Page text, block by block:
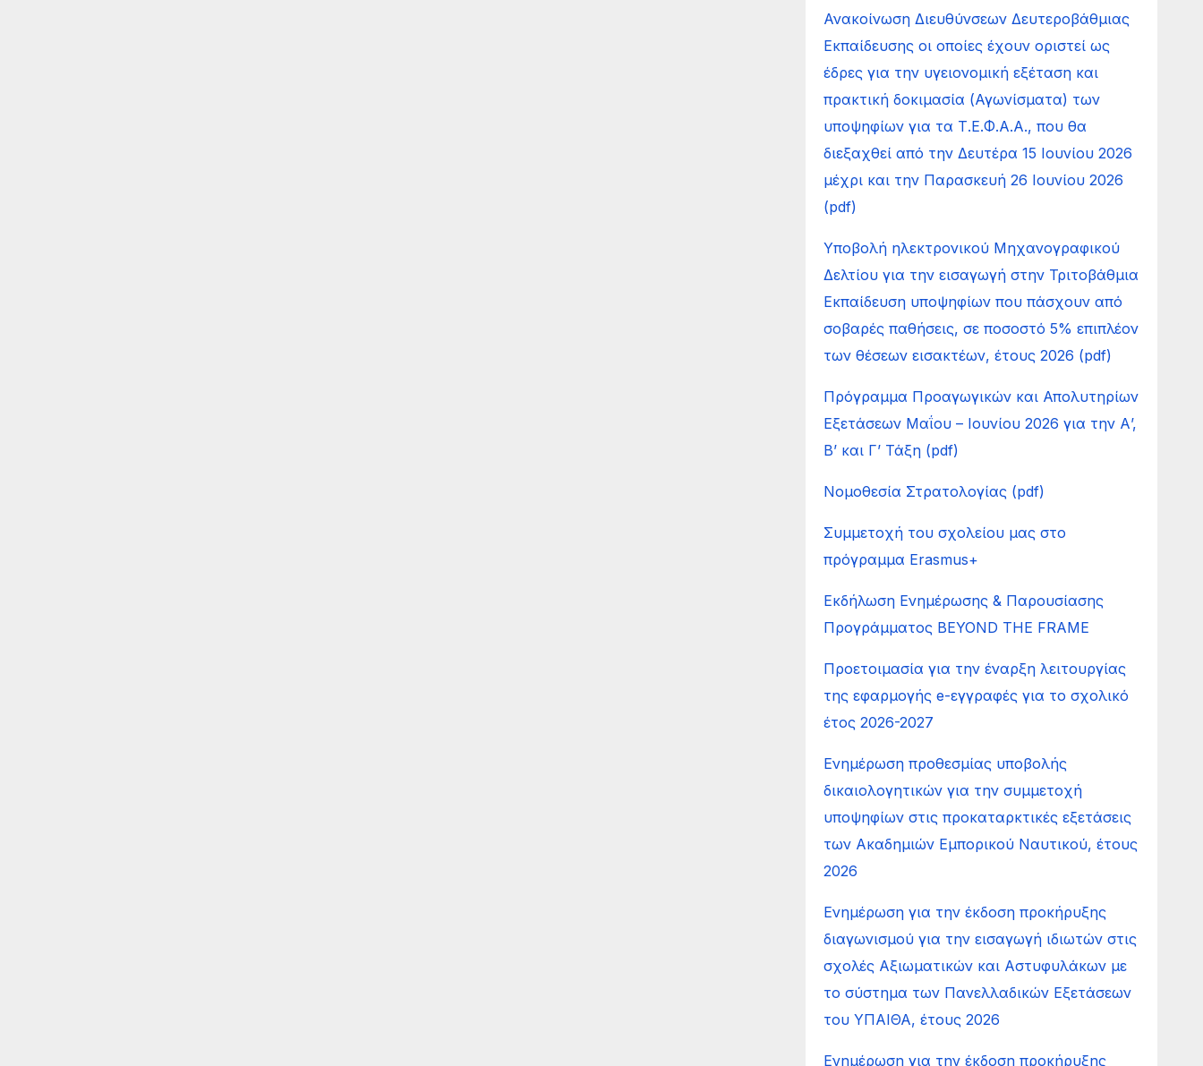
Ανακοίνωση Διευθύνσεων Δευτεροβάθμιας
Εκπαίδευσης οι οποίες έχουν οριστεί ως
έδρες για την υγειονομική εξέταση και
πρακτική δοκιμασία (Αγωνίσματα) των
υποψηφίων για τα Τ.Ε.Φ.Α.Α., που θα
διεξαχθεί από την Δευτέρα 15 Ιουνίου 2026
μέχρι και την Παρασκευή 26 Ιουνίου 2026
(pdf)
Υποβολή ηλεκτρονικού Μηχανογραφικού
Δελτίου για την εισαγωγή στην Τριτοβάθμια
Εκπαίδευση υποψηφίων που πάσχουν από
σοβαρές παθήσεις, σε ποσοστό 5% επιπλέον
των θέσεων εισακτέων, έτους 2026 (pdf)
Πρόγραμμα Προαγωγικών και Απολυτηρίων
Εξετάσεων Μαΐου – Ιουνίου 2026 για την Α’,
Β’ και Γ’ Τάξη (pdf)
Νομοθεσία Στρατολογίας (pdf)
Συμμετοχή του σχολείου μας στο
πρόγραμμα Erasmus+
Εκδήλωση Ενημέρωσης & Παρουσίασης
Προγράμματος BEYOND THE FRAME
Προετοιμασία για την έναρξη λειτουργίας
της εφαρμογής e-εγγραφές για το σχολικό
έτος 2026-2027
Ενημέρωση προθεσμίας υποβολής
δικαιολογητικών για την συμμετοχή
υποψηφίων στις προκαταρκτικές εξετάσεις
των Ακαδημιών Εμπορικού Ναυτικού, έτους
2026
Ενημέρωση για την έκδοση προκήρυξης
διαγωνισμού για την εισαγωγή ιδιωτών στις
σχολές Αξιωματικών και Αστυφυλάκων με
το σύστημα των Πανελλαδικών Εξετάσεων
του ΥΠΑΙΘΑ, έτους 2026
Ενημέρωση για την έκδοση προκήρυξης